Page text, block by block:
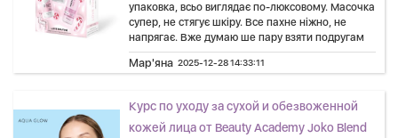
упаковка, всьо виглядає по-люксовому. Масочка
супер, не стягує шкіру. Все пахне ніжно, не
напрягає. Вже думаю ше пару взяти подругам
Мар'яна 2025-12-28 14:33:11
Курс по уходу за сухой и обезвоженной
кожей лица от Beauty Academy Joko Blend